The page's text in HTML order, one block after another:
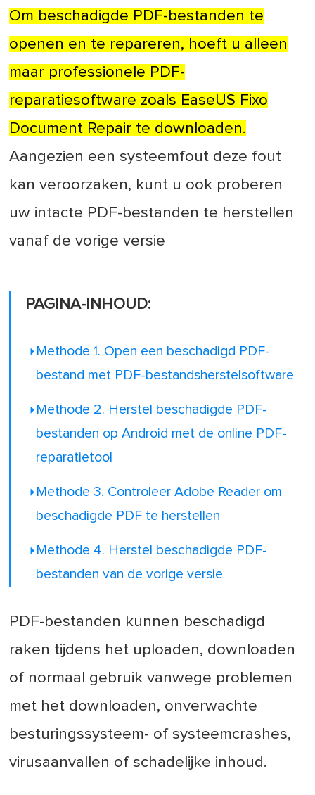
Om beschadigde PDF-bestanden te
openen en te repareren, hoeft u alleen
maar professionele PDF-
reparatiesoftware zoals EaseUS Fixo
Document Repair te downloaden.
Aangezien een systeemfout deze fout
kan veroorzaken, kunt u ook proberen
uw intacte PDF-bestanden te herstellen
vanaf de vorige versie
PAGINA-INHOUD:
Methode 1. Open een beschadigd PDF-
bestand met PDF-bestandsherstelsoftware
Methode 2. Herstel beschadigde PDF-
bestanden op Android met de online PDF-
reparatietool
Methode 3. Controleer Adobe Reader om
beschadigde PDF te herstellen
Methode 4. Herstel beschadigde PDF-
bestanden van de vorige versie
PDF-bestanden kunnen beschadigd
raken tijdens het uploaden, downloaden
of normaal gebruik vanwege problemen
met het downloaden, onverwachte
besturingssysteem- of systeemcrashes,
virusaanvallen of schadelijke inhoud.